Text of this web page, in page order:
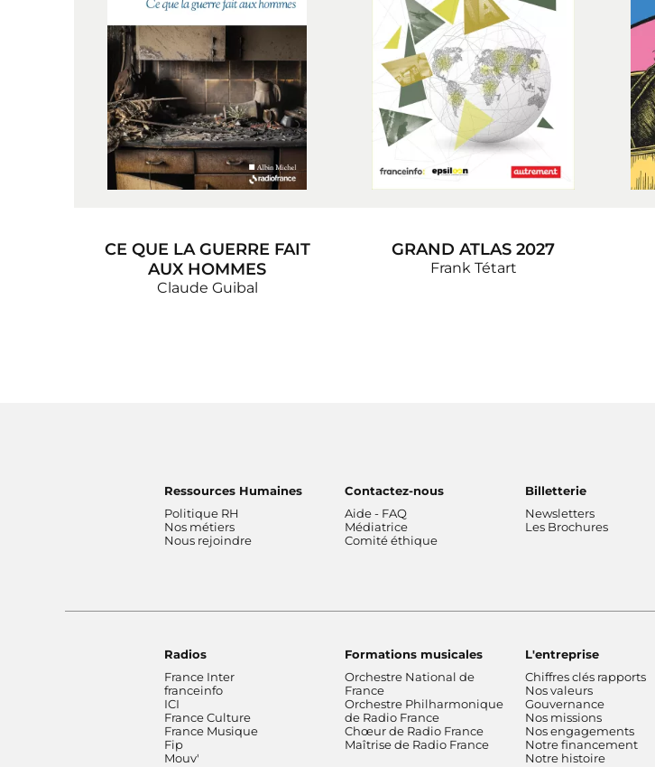
CE QUE LA GUERRE FAIT
AUX HOMMES
Claude Guibal
GRAND ATLAS 2027
Frank Tétart
Ressources Humaines
Politique RH
Nos métiers
Nous rejoindre
Contactez-nous
Aide - FAQ
Médiatrice
Comité éthique
Billetterie
Newsletters
Les Brochures
Radios
France Inter
franceinfo
ICI
France Culture
France Musique
Fip
Mouv'
Formations musicales
Orchestre National de
France
Orchestre Philharmonique
de Radio France
Chœur de Radio France
Maîtrise de Radio France
L'entreprise
Chiffres clés rapports
Nos valeurs
Gouvernance
Nos missions
Nos engagements
Notre financement
Notre histoire